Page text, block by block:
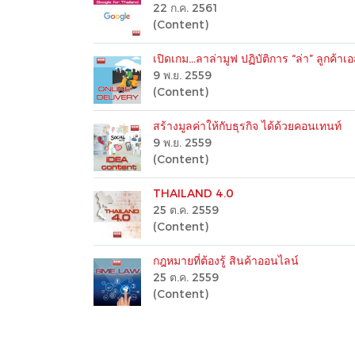
22 ก.ค. 2561
(Content)
เปิดเกม…ลาล่ามูฟ ปฏิบัติการ “ล่า” ลูกค้าเ
9 พ.ย. 2559
(Content)
สร้างมูลค่าให้กับธุรกิจ ได้ด้วยคอนเทนท์
9 พ.ย. 2559
(Content)
THAILAND 4.0
25 ต.ค. 2559
(Content)
กฎหมายที่ต้องรู้ สินค้าออนไลน์
25 ต.ค. 2559
(Content)